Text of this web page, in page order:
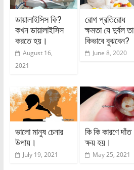
ডায়ালাইসিস কি?
কখন ডায়ালাইসিস
করতে হয়।
August 16,
2021
রোগ প্রতিরোধ
ক্ষমতা যে দুর্বল তা
কিভাবে বুঝবেন?
June 8, 2020
ভালো মানুষ চেনার
উপায়।
July 19, 2021
কি কি কারণে দাঁত
ক্ষয় হয়।
May 25, 2021